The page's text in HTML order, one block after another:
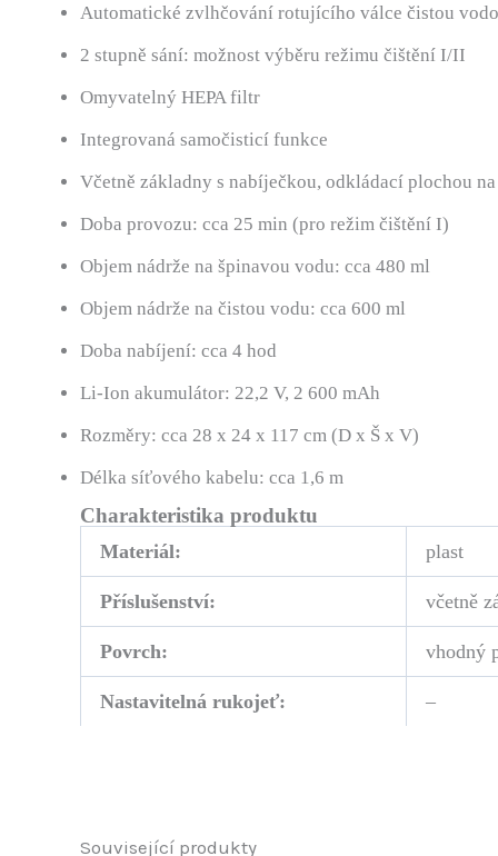
Automatické zvlhčování rotujícího válce čistou
2 stupně sání: možnost výběru režimu čištění I/II
Omyvatelný HEPA filtr
Integrovaná samočisticí funkce
Včetně základny s nabíječkou, odkládací plochou
Doba provozu: cca 25 min (pro režim čištění I)
Objem nádrže na špinavou vodu: cca 480 ml
Objem nádrže na čistou vodu: cca 600 ml
Doba nabíjení: cca 4 hod
Li-Ion akumulátor: 22,2 V, 2 600 mAh
Rozměry: cca 28 x 24 x 117 cm (D x Š x V)
Délka síťového kabelu: cca 1,6 m
Charakteristika produktu
Materiál: plast
Příslušenství: včetně
Povrch: vhodný
Nastavitelná rukojeť: –
Související produkty